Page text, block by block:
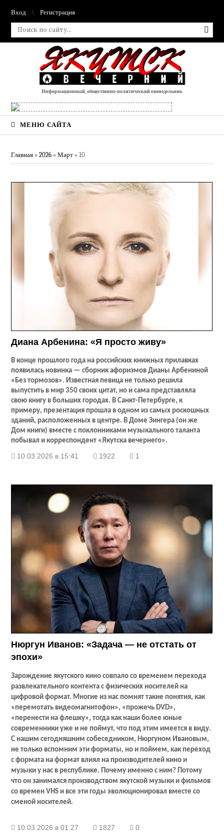
Вход Регистрация
Информационный, общественно-политический еженедельник
МЕНЮ САЙТА
Главная »2026 » Март » 10
Диана Арбенина: «Я просто живу»
В конце прошлого года на российских книжных прилавках
появилась новинка — сборник афоризмов Дианы Арбениной
«Без тормозов». Известная певица не только решила
выпустить в мир 350 своих цитат, но и сама представляла
свою книгу в больших городах. В Санкт-Петербурге, к
примеру, презентация прошла в одном из самых роскошных
зданий, расположенных в центре. В Доме Зингера (он же
Дом книги) вместе с поклонниками музыкального таланта
побывал и корреспондент «Якутска вечернего».
10.03.2026 в 15:41 1922 1
Нюргун Иванов: «Задача — не отстать от
эпохи»
Зарождение якутского кино совпало со временем перехода
развлекательного контента с физических носителей на
цифровой формат. Многие из нас помнят такие понятия, как
«перемотать видеомагнитофон», «прожечьDVD»,
«перенести на флешку», тогда как наши более юные
современники уже и не поймут, что под этим имеется в виду.
С нашим сегодняшним собеседником, Нюргуном Ивановым,
не только вспомним эти форматы, но и поймем, как переход
с формата на формат влиял на производителей кино и
музыки у нас в республике. Почему именно с ним? Потому
что он занимался производством якутской музыки и фильмов
со временVHS и все эти годы эволюционировал вместе со
сменой носителей.
10.03.2026 в 01:27 1827 0